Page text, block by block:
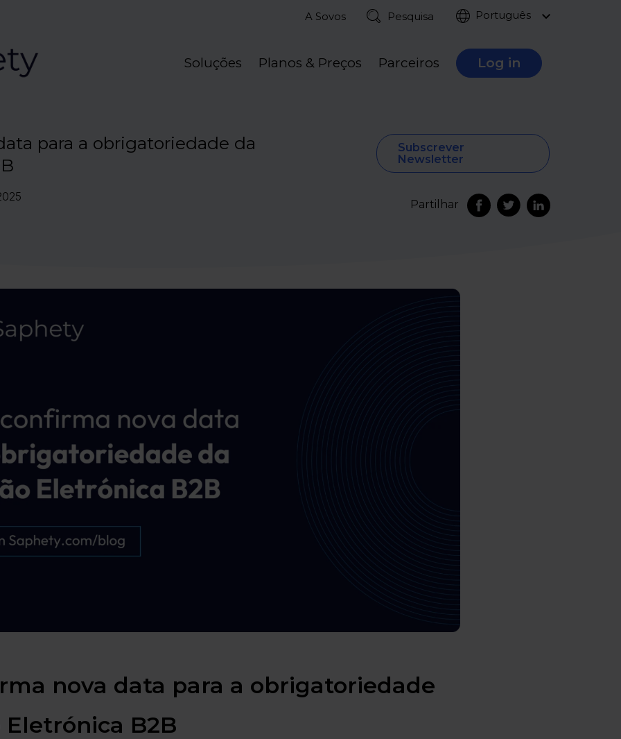
Português
Pesquisa
A Sovos
Soluções Planos & Preços Parceiros Log in
para a obrigatoriedade da
Subscrever
Newsletter
Partilhar
nova data para a obrigatoriedade
B2B